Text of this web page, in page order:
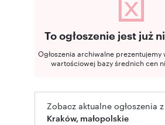
To ogłoszenie jest już
Ogłoszenia archiwalne
wartościowej bazy średnich cen
Zobacz aktualne ogłoszenia
Kraków, małopolskie